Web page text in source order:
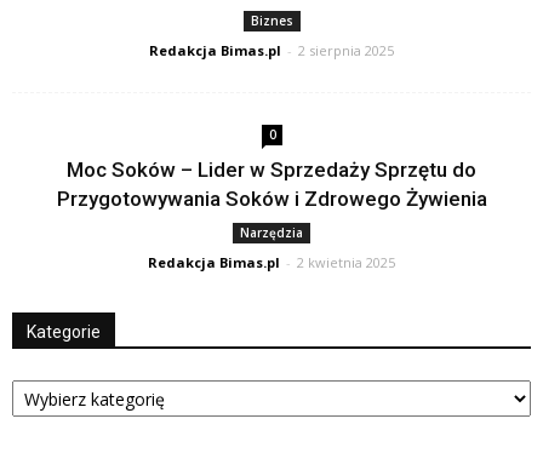
Biznes
Redakcja Bimas.pl - 2 sierpnia 2025
0
Moc Soków – Lider w Sprzedaży Sprzętu do
Przygotowywania Soków i Zdrowego Żywienia
Narzędzia
Redakcja Bimas.pl - 2 kwietnia 2025
Kategorie
Kategorie